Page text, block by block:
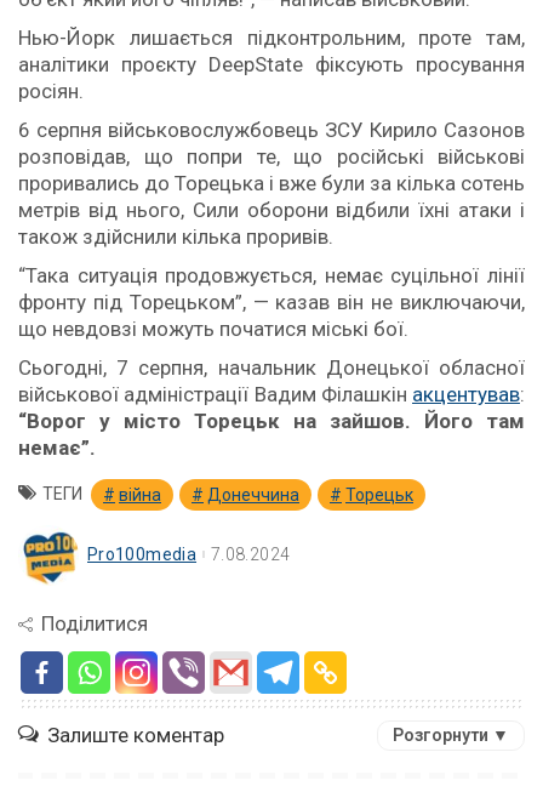
Нью-Йорк лишається підконтрольним, проте там,
аналітики проєкту DeepState фіксують просування
росіян.
6 серпня військовослужбовець ЗСУ Кирило Сазонов
розповідав, що попри те, що російські військові
проривались до Торецька і вже були за кілька сотень
метрів від нього, Сили оборони відбили їхні атаки і
також здійснили кілька проривів.
“Така ситуація продовжується, немає суцільної лінії
фронту під Торецьком”, — казав він не виключаючи,
що невдовзі можуть початися міські бої.
Сьогодні, 7 серпня, начальник Донецької обласної
військової адміністрації Вадим Філашкін акцентував:
“Ворог у місто Торецьк на зайшов. Його там
немає”.
ТЕГИ війна Донеччина Торецьк
Pro100media 7.08.2024
Поділитися
Залиште коментар Розгорнути ▼